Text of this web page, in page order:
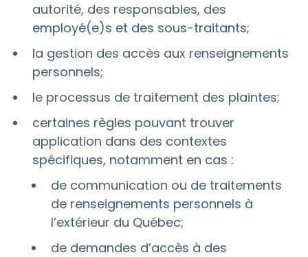
autorité, des responsables, des
employé(e)s et des sous-traitants;
la gestion des accès aux renseignements
personnels;
le processus de traitement des plaintes;
certaines règles pouvant trouver
application dans des contextes
spécifiques, notamment en cas :
de communication ou de traitements
de renseignements personnels à
l’extérieur du Québec;
de demandes d’accès à des